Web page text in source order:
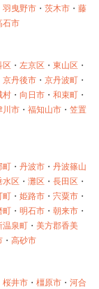
羽曳野市 ・ 茨木市 ・ 藤
石市
区 ・ 左京区 ・ 東山区 ・
京丹後市 ・ 京丹波町 ・
村 ・ 向日市 ・ 和束町 ・
川市 ・ 福知山市 ・ 笠置
町 ・ 丹波市 ・ 丹波篠山
水区 ・ 灘区 ・ 長田区 ・
町 ・ 姫路市 ・ 宍粟市 ・
町 ・ 明石市 ・ 朝来市 ・
温泉町 ・ 美方郡香美
・ 高砂市
桜井市 ・ 橿原市 ・ 河合